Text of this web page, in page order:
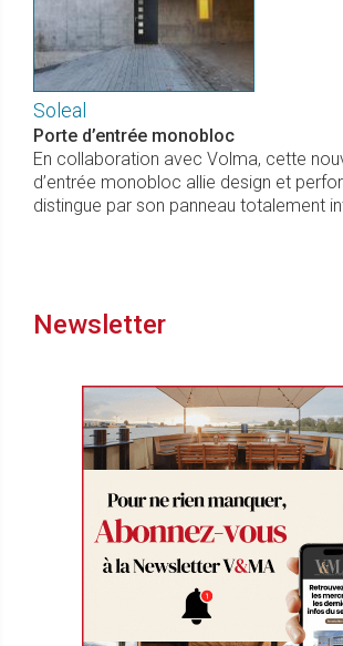
Soleal
Porte d’entrée monobloc
En collaboration avec Volma, cette
d’entrée monobloc allie design et
distingue par son panneau totalement
Newsletter